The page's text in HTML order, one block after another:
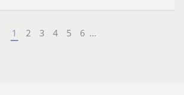
1 2 3 4 5 6 ...